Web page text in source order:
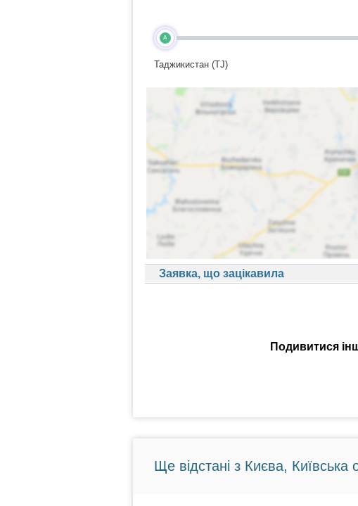
A
Таджикистан (TJ)
Заявка, що зацікавила
Подивитися
Ще відстані з Києва, Київська